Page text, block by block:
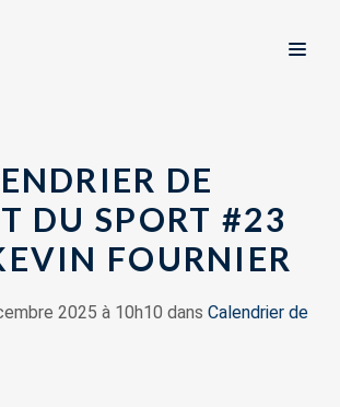
DE
DU SPORT #23
FOURNIER
2025 à 10h10 dans Calendrier de